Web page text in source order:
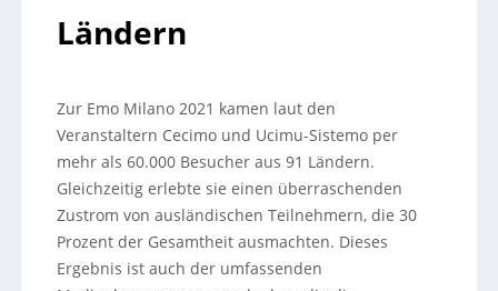
Ländern
Zur Emo Milano 2021 kamen laut den
Veranstaltern Cecimo und Ucimu-Sistemo per
mehr als 60.000 Besucher aus 91 Ländern.
Gleichzeitig erlebte sie einen überraschenden
Zustrom von ausländischen Teilnehmern, die 30
Prozent der Gesamtheit ausmachten. Dieses
Ergebnis ist auch der umfassenden